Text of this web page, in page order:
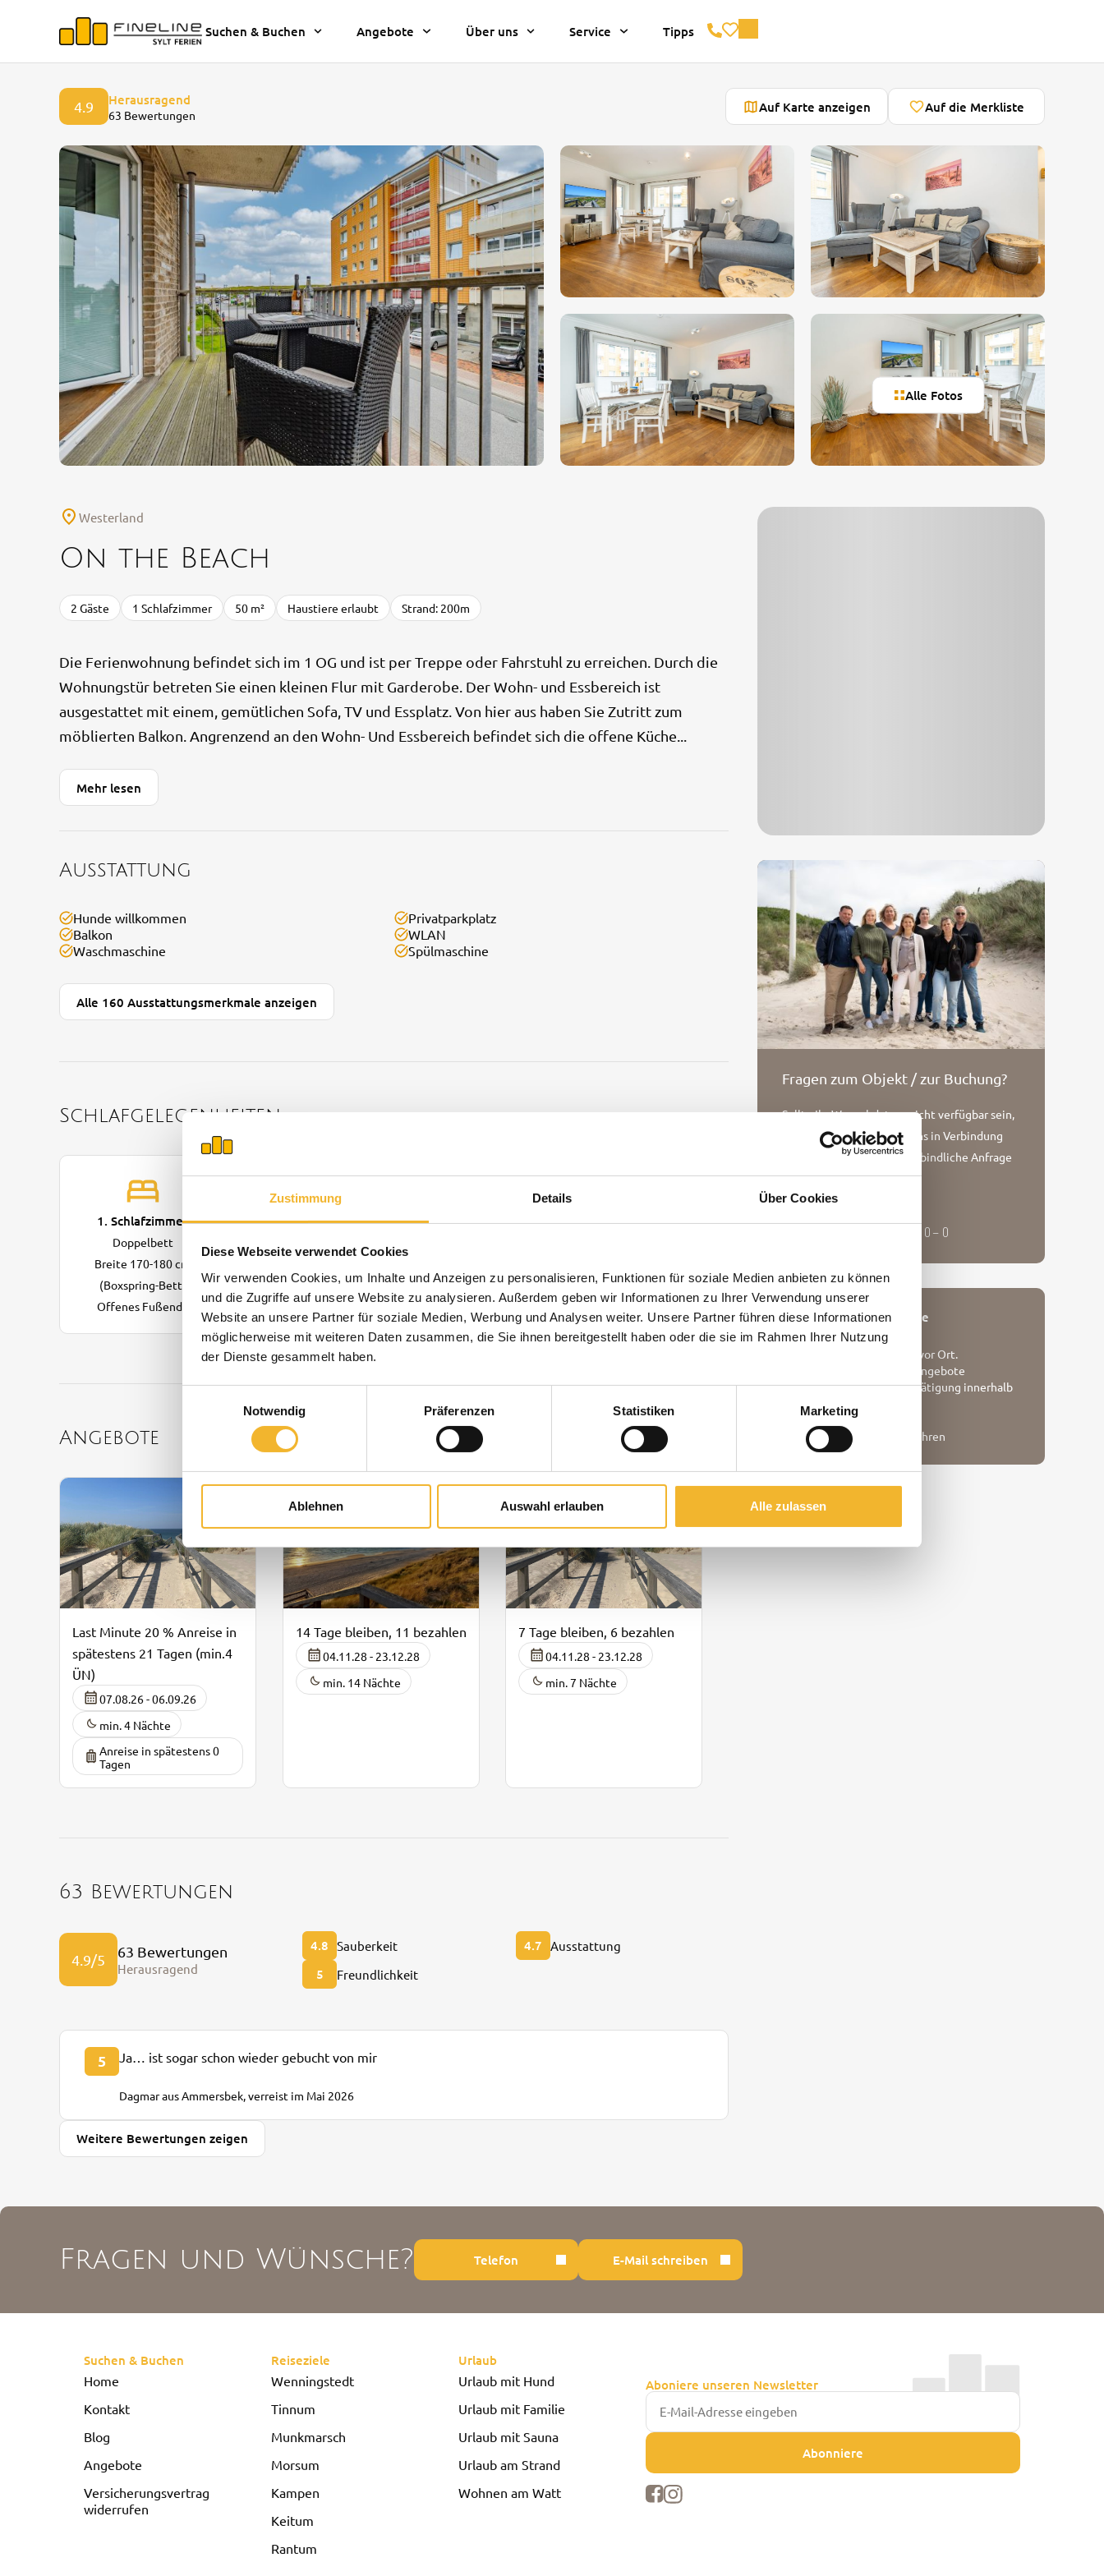
Zustimmung Details Über Cookies
Diese Webseite verwendet Cookies
Wir verwenden Cookies, um Inhalte und Anzeigen zu personalisieren, Funktionen für soziale Medien anbieten zu können
und die Zugriffe auf unsere Website zu analysieren. Außerdem geben wir Informationen zu Ihrer Verwendung unserer
Website an unsere Partner für soziale Medien, Werbung und Analysen weiter. Unsere Partner führen diese Informationen
möglicherweise mit weiteren Daten zusammen, die Sie ihnen bereitgestellt haben oder die sie im Rahmen Ihrer Nutzung
der Dienste gesammelt haben.
Notwendig
Präferenzen Statistiken Marketing
Ablehnen Auswahl erlauben Alle zulassen
Suchen & Buchen Angebote Über uns Service Tipps
4.9 Herausragend
63 Bewertungen Auf Karte anzeigen Auf die Merkliste
Alle Fotos
Westerland
On the Beach
2 Gäste 1 Schlafzimmer 50 m² Haustiere erlaubt Strand: 200m
Die Ferienwohnung befindet sich im 1 OG und ist per Treppe oder Fahrstuhl zu erreichen. Durch die
Wohnungstür betreten Sie einen kleinen Flur mit Garderobe. Der Wohn- und Essbereich ist
ausgestattet mit einem, gemütlichen Sofa, TV und Essplatz. Von hier aus haben Sie Zutritt zum
möblierten Balkon. Angrenzend an den Wohn- Und Essbereich befindet sich die offene Küche...
Mehr lesen
Ausstattung
Hunde willkommen
Privatparkplatz
Balkon
WLAN
Waschmaschine
Spülmaschine
Alle 160 Ausstattungsmerkmale anzeigen
Schlafgelegenheiten
1. Schlafzimmer
Doppelbett
Breite 170-180 cm
(Boxspring-Bett)
Offenes Fußende
Angebote
Last Minute 20 % Anreise in
spätestens 21 Tagen (min.4
ÜN)
07.08.26 - 06.09.26
min. 4 Nächte
Anreise in spätestens 0
Tagen
14 Tage bleiben, 11 bezahlen
04.11.28 - 23.12.28
min. 14 Nächte
7 Tage bleiben, 6 bezahlen
04.11.28 - 23.12.28
min. 7 Nächte
63 Bewertungen
4.9/5 63 Bewertungen
Herausragend
4.8 Sauberkeit 4.7 Ausstattung
5 Freundlichkeit
5 Ja… ist sogar schon wieder gebucht von mir
Dagmar aus Ammersbek, verreist im Mai 2026
Weitere Bewertungen zeigen
Fragen zum Objekt / zur Buchung?
Sollte Ihr Wunschdatum nicht verfügbar sein,
setzen Sie sich bitte mit uns in Verbindung
oder stellen Sie eine unverbindliche Anfrage
Unverbindliche Anfrage
+ 49 (0) 4651 – 88 69 10 – 0
Unsere Buchungsvorteile
Persönliche Betreuung vor Ort.
Bestpreisgarantie und Angebote
Sofortige Buchungsbestätigung innerhalb
von 24H
Persönlicher Service
Keine Kreditkartengebühren
Fragen und Wünsche? Telefon E-Mail schreiben
Suchen & Buchen
Home
Kontakt
Blog
Angebote
Versicherungsvertrag
widerrufen
Reiseziele
Wenningstedt
Tinnum
Munkmarsch
Morsum
Kampen
Keitum
Rantum
Urlaub
Urlaub mit Hund
Urlaub mit Familie
Urlaub mit Sauna
Urlaub am Strand
Wohnen am Watt
Aboniere unseren Newsletter